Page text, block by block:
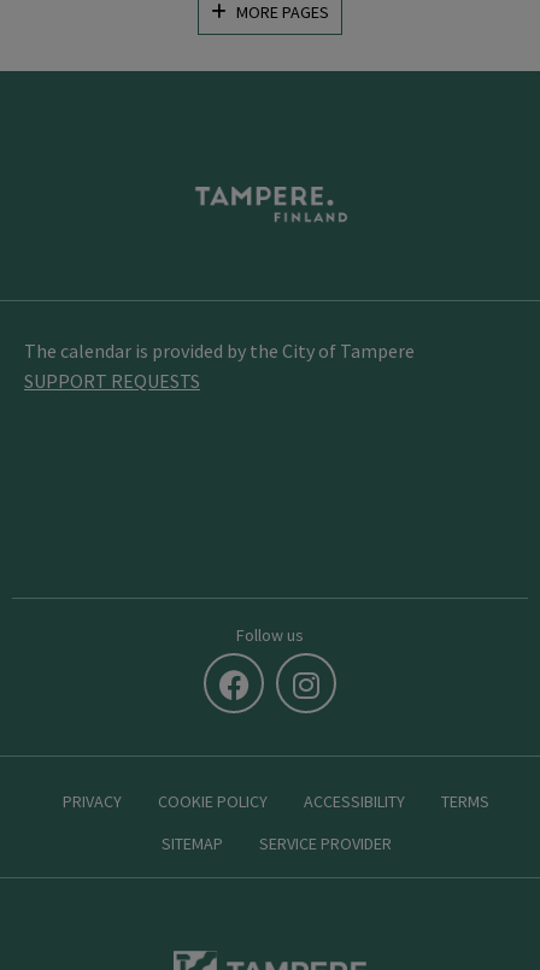
MORE PAGES
The calendar is provided by the City of Tampere
SUPPORT REQUESTS
Follow us
PRIVACY COOKIE POLICY ACCESSIBILITY
TERMS
SITEMAP
SERVICE PROVIDER